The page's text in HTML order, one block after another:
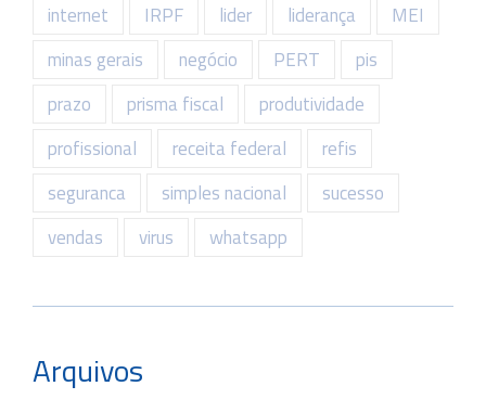
internet
IRPF lider liderança
MEI
minas gerais
negócio PERT
pis
prazo
prisma fiscal
produtividade
profissional
receita federal
refis
seguranca
simples nacional
sucesso
vendas
virus whatsapp
Arquivos